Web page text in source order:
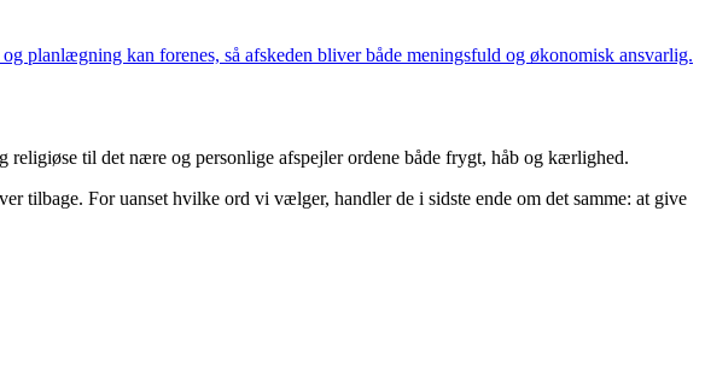
planlægning kan forenes, så afskeden bliver både meningsfuld og økonomisk ansvarlig.
til det nære og personlige afspejler ordene både frygt, håb og kærlighed.
tilbage. For uanset hvilke ord vi vælger, handler de i sidste ende om det samme: at give